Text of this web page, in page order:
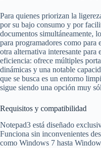
Para quienes priorizan la
por su bajo consumo y por
documentos simultáneamente,
para programadores como para
otra alternativa interesante para
eficiencia: ofrece múltiples
dinámicas y una notable
que se busca es un entorno
sigue siendo una opción muy
Requisitos y compatibilidad
Notepad3 está diseñado
Funciona sin inconvenientes
como Windows 7 hasta